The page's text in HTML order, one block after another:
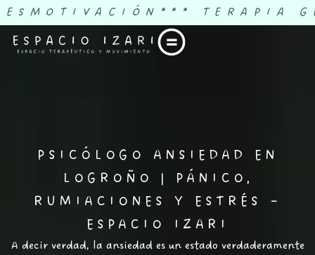
*** TERAPIA
PSICÓLOGO ANSIEDAD EN
LOGROÑO | PÁNICO,
RUMIACIONES Y ESTRÉS –
ESPACIO IZARI
A decir verdad, la ansiedad es un estado verdaderamente